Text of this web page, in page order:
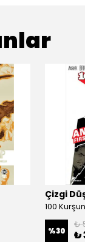
Çizgi
100
%30
₺
₺